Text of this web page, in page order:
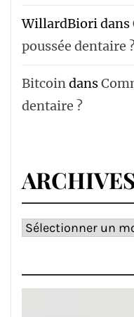
WillardBioridans
poussée dentaire ?
Bitcoindans
dentaire ?
Archives